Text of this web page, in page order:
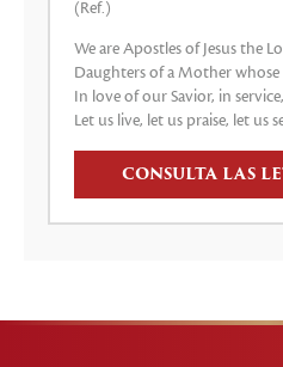
(Ref.)
We are Apostles of Jesus the
Daughters of a Mother
In love of our Savior, in
Let us live, let us praise, let us
CONSULTA LAS